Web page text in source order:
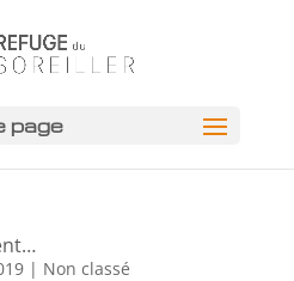
page
| Non classé